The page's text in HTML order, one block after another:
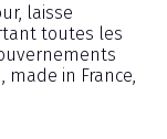
laisse
toutes les
in France,